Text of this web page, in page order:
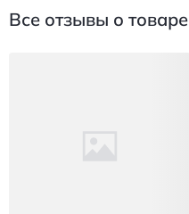
Все отзывы о товаре